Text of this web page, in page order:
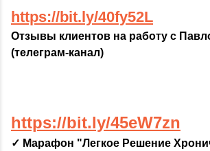
https://bit.ly/40fy52L
Отзывы клиентов на работу с
(телеграм-канал)
https://bit.ly/45eW7zn
✓ Марафон "Легкое Решение